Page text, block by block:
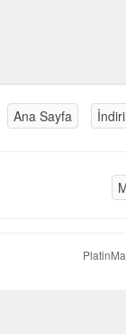
Ana Sayfa